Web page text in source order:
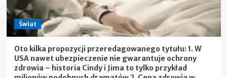
Świat
Oto kilka propozycji przeredagowanego tytułu: 1. W
USA nawet ubezpieczenie nie gwarantuje ochrony
zdrowia – historia Cindy i Jima to tylko przykład